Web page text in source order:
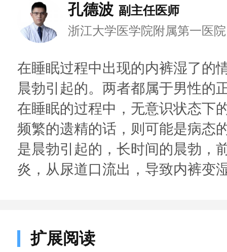
孔德波 副主任医师
浙江大学医学院附属第一医
在睡眠过程中出现的内裤湿了的
晨勃引起的。两者都属于男性的
在睡眠的过程中，无意识状态下
频繁的遗精的话，则可能是病态
是晨勃引起的，长时间的晨勃，
炎，从尿道口流出，导致内裤变
扩展阅读